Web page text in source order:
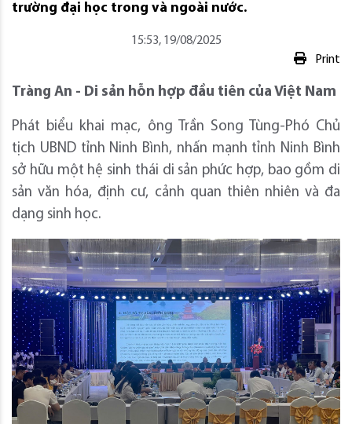
trường đại học trong và ngoài nước.
15:53, 19/08/2025
Print
Tràng An - Di sản hỗn hợp đầu tiên của Việt Nam
Phát biểu khai mạc, ông Trần Song Tùng-Phó Chủ
tịch UBND tỉnh Ninh Bình, nhấn mạnh tỉnh Ninh Bình
sở hữu một hệ sinh thái di sản phức hợp, bao gồm di
sản văn hóa, định cư, cảnh quan thiên nhiên và đa
dạng sinh học.